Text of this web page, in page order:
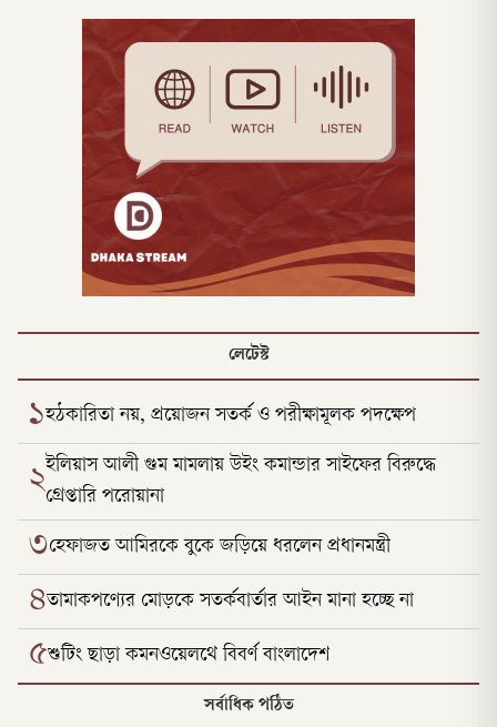
লেটেস্ট
১হঠকারিতা নয়, প্রয়োজন সতর্ক ও পরীক্ষামূলক পদক্ষেপ
২ইলিয়াস আলী গুম মামলায় উইং কমান্ডার সাইফের বিরুদ্ধে
গ্রেপ্তারি পরোয়ানা
৩হেফাজত আমিরকে বুকে জড়িয়ে ধরলেন প্রধানমন্ত্রী
৪তামাকপণ্যের মোড়কে সতর্কবার্তার আইন মানা হচ্ছে না
৫শুটিং ছাড়া কমনওয়েলথে বিবর্ণ বাংলাদেশ
সর্বাধিক পঠিত